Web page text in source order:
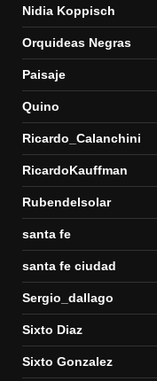
Nidia Koppisch
Orquideas Negras
Paisaje
Quino
Ricardo_Calanchini
RicardoKauffman
Rubendelsolar
santa fe
santa fe ciudad
Sergio_dallago
Sixto Diaz
Sixto Gonzalez